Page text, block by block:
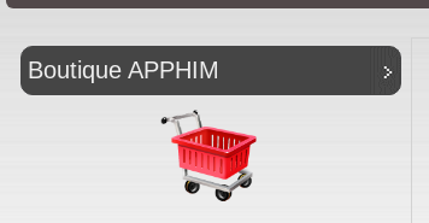
Boutique APPHIM